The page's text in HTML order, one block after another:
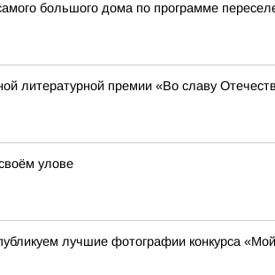
большого дома по программе
литературной премии «Во славу
улове
лучшие фотографии конкурса